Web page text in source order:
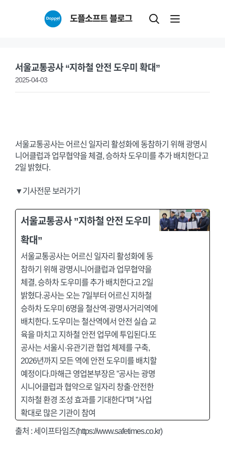
도플소프트 블로그
서울교통공사 “지하철 안전 도우미 확대”
2025-04-03
서울교통공사는 어르신 일자리 활성화에 동참하기 위해 광명시
니어클럽과 업무협약을 체결, 승하차 도우미를 추가 배치한다고
2일 밝혔다.
▼기사전문 보러가기
서울교통공사 ”지하철 안전 도우미
확대”
서울교통공사는 어르신 일자리 활성화에 동
참하기 위해 광명시니어클럽과 업무협약을
체결, 승하차 도우미를 추가 배치한다고 2일
밝혔다.공사는 오는 7일부터 어르신 지하철
승하차 도우미 6명을 철산역·광명사거리역에
배치한다. 도우미는 철산역에서 안전 실습 교
육을 마치고 지하철 안전 업무에 투입된다.또
공사는 서울시·유관기관 협업 체제를 구축,
2026년까지 모든 역에 안전 도우미를 배치할
예정이다.마해근 영업본부장은 ”공사는 광명
시니어클럽과 협약으로 일자리 창출·안전한
지하철 환경 조성 효과를 기대한다”며 ”사업
확대로 많은 기관이 참여
출처 : 세이프타임즈(https://www.safetimes.co.kr)